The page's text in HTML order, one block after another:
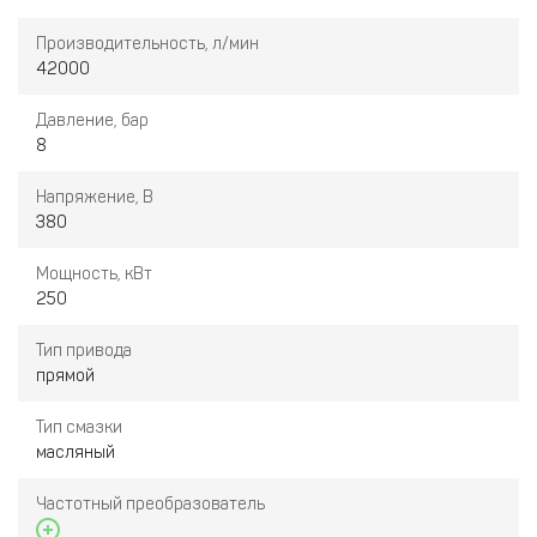
Производительность, л/мин
42000
Давление, бар
8
Напряжение, В
380
Мощность, кВт
250
Тип привода
прямой
Тип смазки
масляный
Частотный преобразователь